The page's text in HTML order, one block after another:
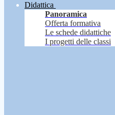
Didattica
Panoramica
Offerta formativa
Le schede didattiche
I progetti delle classi